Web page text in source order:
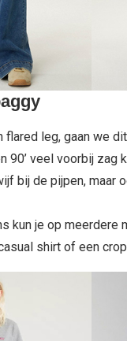
flared leg, gaan we
90’ veel voorbij
bij de pijpen, maar
kun je op meerdere
shirt of een